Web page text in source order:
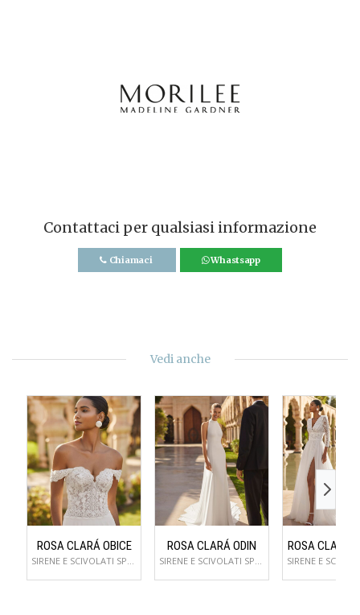
Contattaci per qualsiasi informazione
Chiamaci Whastsapp
Vedi anche
ROSA CLARÁ OBICE
SIRENE E SCIVOLATI SPOSA
ROSA CLARÁ ODIN
SIRENE E SCIVOLATI SPOSA
ROSA CLARÁ